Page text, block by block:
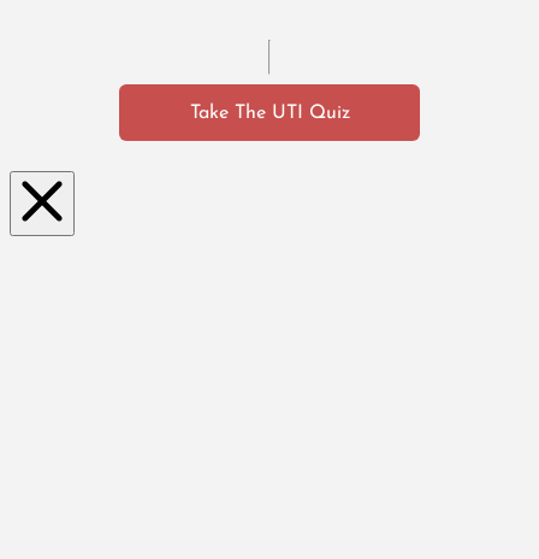
Take The UTI Quiz